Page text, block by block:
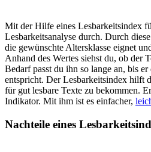
Mit der Hilfe eines Lesbarkeitsindex
Lesbarkeitsanalyse durch. Durch
die gewünschte Altersklasse eignet
Anhand des Wertes siehst du, ob der
Bedarf passt du ihn so lange an, bis
entspricht. Der Lesbarkeitsindex hilft
für gut lesbare Texte zu bekommen.
Indikator. Mit ihm ist es einfacher,
Nachteile eines